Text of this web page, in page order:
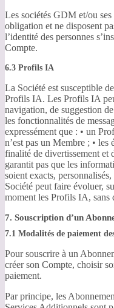
Les sociétés GDM et/ou
obligation et ne disposent
l’identité des personnes
Compte.
6.3 Profils IA
La Société est susceptible
Profils IA. Les Profils IA
navigation, de suggestion
les fonctionnalités de
expressément que : • un
n’est pas un Membre ; •
finalité de divertissement et
garantit pas que les
soient exacts,
Société peut faire évoluer,
moment les Profils IA, sans
7. Souscription d’un
7.1 Modalités de paiement
Pour souscrire à un
créer son Compte, choisir
paiement.
Par principe, les